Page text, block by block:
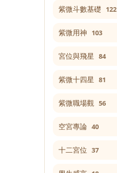
紫微斗數基礎 122
紫微用神 103
宮位與飛星 84
紫微十四星 81
紫微職場觀 56
空宮專論 40
十二宮位 37